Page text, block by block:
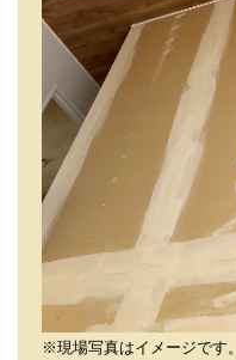
※現場写真はイメージです。